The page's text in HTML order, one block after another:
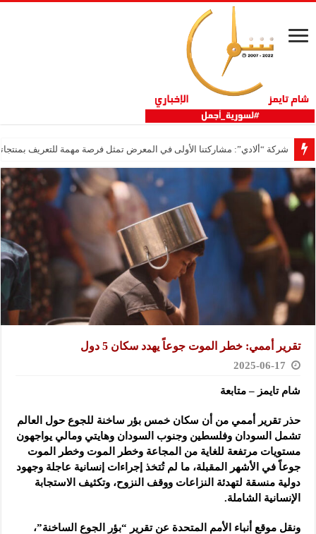
شركة “ألادي”: مشاركتنا الأولى في المعرض تمثل فرصة مهمة للتعريف
تقرير أممي: خطر الموت جوعاً يهدد سكان 5 دول
2025-06-17
شام تايمز – متابعة
حذر تقرير أممي من أن سكان خمس بؤر ساخنة للجوع حول العالم
تشمل السودان وفلسطين وجنوب السودان وهايتي ومالي يواجهون
مستويات مرتفعة للغاية من المجاعة وخطر الموت وخطر الموت
جوعاً في الأشهر المقبلة، ما لم تُتخذ إجراءات إنسانية عاجلة وجهود
دولية منسقة لتهدئة النزاعات ووقف النزوح، وتكثيف الاستجابة
الإنسانية الشاملة.
ونقل موقع أنباء الأمم المتحدة عن تقرير “بؤر الجوع الساخنة”،